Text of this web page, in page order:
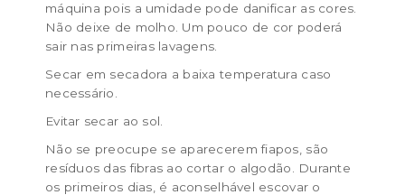
máquina pois a umidade pode danificar as cores.
Não deixe de molho. Um pouco de cor poderá
sair nas primeiras lavagens.
Secar em secadora a baixa temperatura caso
necessário.
Evitar secar ao sol.
Não se preocupe se aparecerem fiapos, são
resíduos das fibras ao cortar o algodão. Durante
os primeiros dias, é aconselhável escovar o